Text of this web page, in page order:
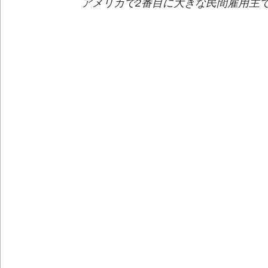
アメリカで2番目に大きな民間雇用主